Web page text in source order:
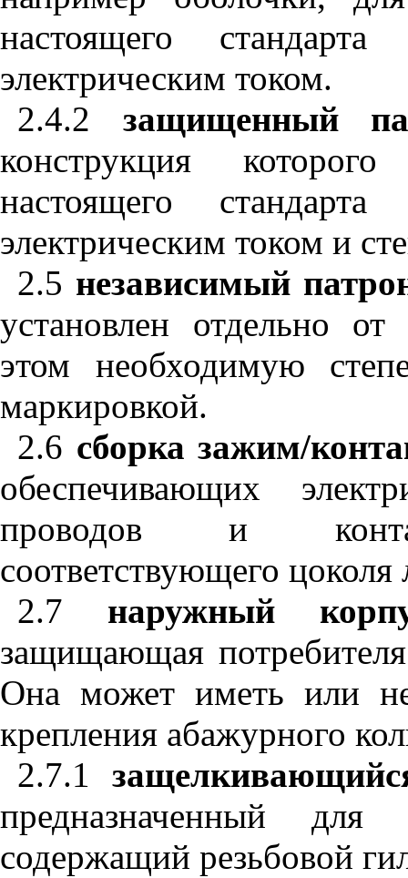
настоящего
электрическим током.
2.4.2 защищенный
конструкция которого
настоящего
электрическим током и
2.5 независимый
установлен отдельно от
этом необходимую
маркировкой.
2.6 сборка зажим/
обеспечивающих
проводов и
соответствующего
2.7 наружный
защищающая
Она может иметь или
крепления абажурного
2.7.1
предназначенный
содержащий резьбовой